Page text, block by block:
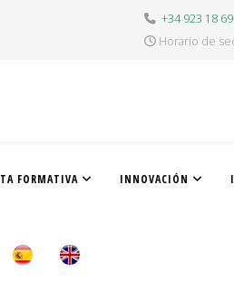
+34 923 18 69
Horario de
FORMATIVA INNOVACIÓN